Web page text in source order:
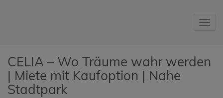
CELIA – Wo Träume wahr werden
| Miete mit Kaufoption | Nahe
Stadtpark